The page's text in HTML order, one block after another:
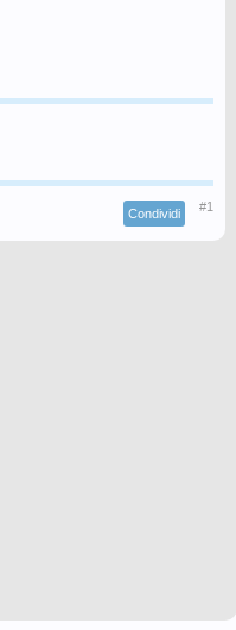
Condividi #1